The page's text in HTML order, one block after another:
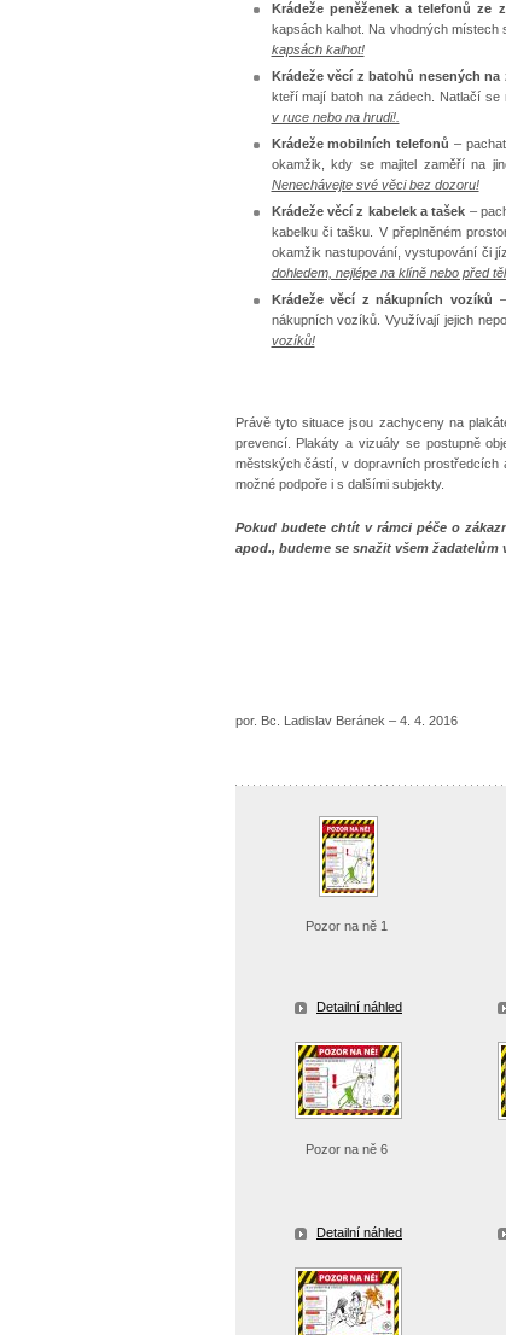
Krádeže peněženek a telefonů ze
kapsách kalhot. Na vhodných
kapsách kalhot!
Krádeže věcí z batohů nesených na
kteří mají batoh na zádech. Natlačí
v ruce nebo na hrudi!.
Krádeže mobilních telefonů–
okamžik, kdy se majitel zaměří na
Nenechávejte své věci bez dozoru!
Krádeže věcí z kabelek a tašek –
kabelku či tašku. V přeplněném
okamžik nastupování, vystupování či
dohledem, nejlépe na klíně nebo před
Krádeže věcí z nákupních vozíků
nákupních vozíků. Využívají jejich
vozíků!
Právě tyto situace jsou zachyceny na
prevencí. Plakáty a vizuály se postupně
městských částí, v dopravních prostředcích
možné podpoře i s dalšími subjekty.
Pokud budete chtít v rámci péče o
apod., budeme se snažit všem žadatelům
por. Bc. Ladislav Beránek – 4. 4. 2016
Pozor na ně 1
Detailní náhled
Pozor na ně 6
Detailní náhled